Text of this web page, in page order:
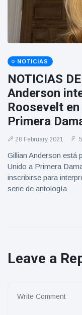
NOTICIAS
NOTICIAS
Anderson
Roosevelt
Primera
28 February 2021
Gillian Anderson está
Unido a Primera
inscribirse para
serie de antología
Leave a